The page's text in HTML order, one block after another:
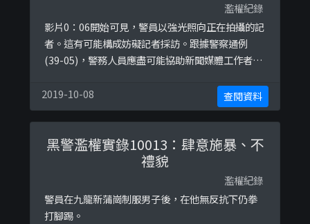
濫權紀錄
影片0：06開始可見，警員以強光照向正在拍攝的記
者。這有可能構成妨礙記者採訪。跟據警察通例
(39-05)，警務人員應盡可能協助新聞媒體工作者的
2019-10-08
查閱資料
黑警濫權實錄10013：肆意施暴、不
禮貌
濫權紀錄
警員在九龍新蒲崗制服男子後，在他無反抗下仍拳
打腳踢。